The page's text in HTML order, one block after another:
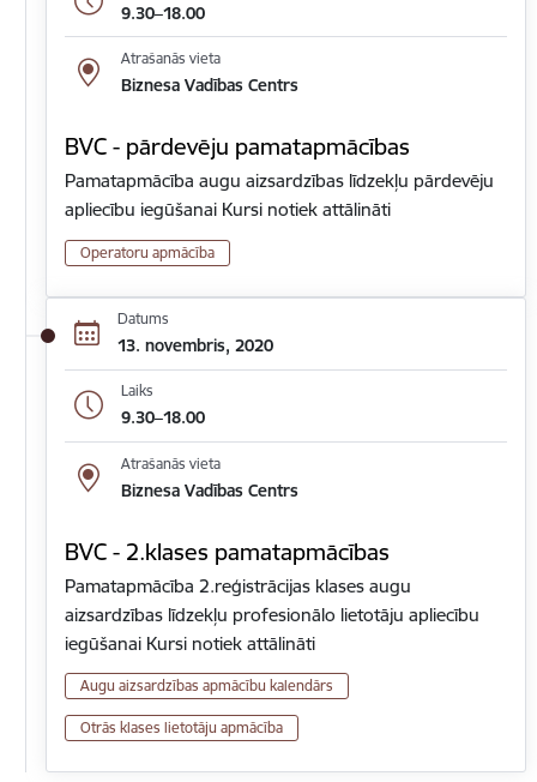
9.30–18.00
Atrašanās vieta
Biznesa Vadības Centrs
BVC - pārdevēju pamatapmācības
Pamatapmācība augu aizsardzības līdzekļu pārdevēju
apliecību iegūšanai Kursi notiek attālināti
Operatoru apmācība
Datums
13. novembris, 2020
Laiks
9.30–18.00
Atrašanās vieta
Biznesa Vadības Centrs
BVC - 2.klases pamatapmācības
Pamatapmācība 2.reģistrācijas klases augu
aizsardzības līdzekļu profesionālo lietotāju apliecību
iegūšanai Kursi notiek attālināti
Augu aizsardzības apmācību kalendārs
Otrās klases lietotāju apmācība